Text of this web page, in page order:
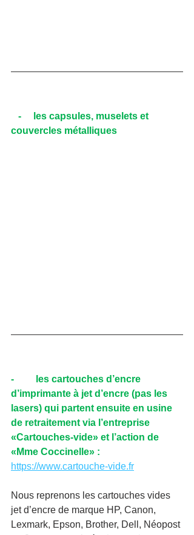
-     les capsules, muselets et
couvercles métalliques
-         les cartouches d’encre
d’imprimante à jet d’encre (pas les
lasers) qui partent ensuite en usine
de retraitement via l’entreprise
«Cartouches-vide» et l’action de
«Mme Coccinelle» :
https://www.cartouche-vide.fr
Nous reprenons les cartouches vides
jet d’encre de marque HP, Canon,
Lexmark, Epson, Brother, Dell, Néopost